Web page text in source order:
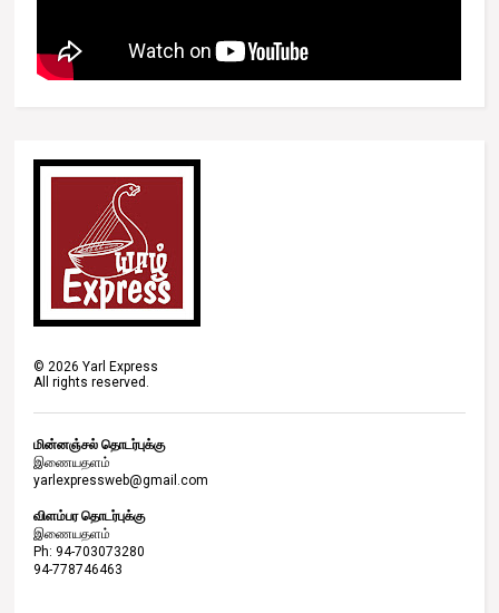
©2026 Yarl Express
All rights reserved.
மின்னஞ்சல் தொடர்புக்கு
இணையதளம்
yarlexpressweb@gmail.com
விளம்பர தொடர்புக்கு
இணையதளம்
Ph: 94-703073280
94-778746463